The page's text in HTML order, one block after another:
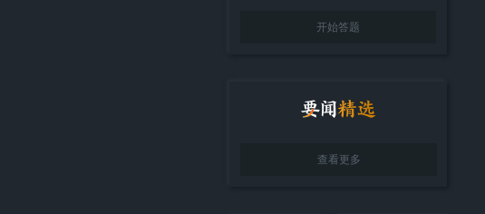
开始答题
查看更多